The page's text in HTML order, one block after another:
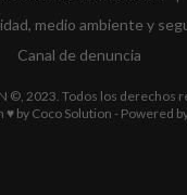
medio ambiente y
Canal de denuncia
©, 2023. Todos los derechos
♥ by Coco Solution - Powered